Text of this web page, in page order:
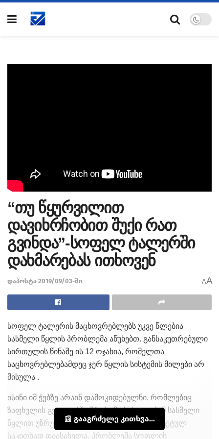
“თუ წყურვილით
დავიხრჩობით შუქი რათ
გვინდა”-სოფელ ტალერში
დახმარებას ითხოვენ
დაპოსტა 2019/09/03-ში AA
სოფელ ტალერის მაცხოვრებლებს უკვე წლებია
სასმელი წყლის პრობლემა აწუხებთ. განსაკუთრებული
სირთულის წინაშე ის 12 ოჯახია, რომელთა
საცხოვრებლებამდეც ჯერ წყლის სისტემის მილები არ
მისულა .
ისინი იმ ჭებზე არაინ დამოკიდებულნი, რომლებიც
ზაფხულის გვალვებში შრება მოსახლეობამ სასმელი
წყლით უზრუნველყოფა ყველაზე პრიორიტეტულ
საკითხად დაასახელა. პრობლემა სოფლის
📰 გააგრძელე კითხვა...